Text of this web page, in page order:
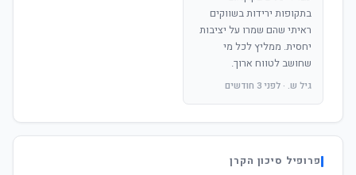
בתקופות ירידות בשווקים
ראיתי שהם שמרו על יציבות
יחסית. ממליץ לכל מי
שחושב לטווח ארוך.
גיל ש. · לפני 3 חודשים
פרופיל סיכון הקרן